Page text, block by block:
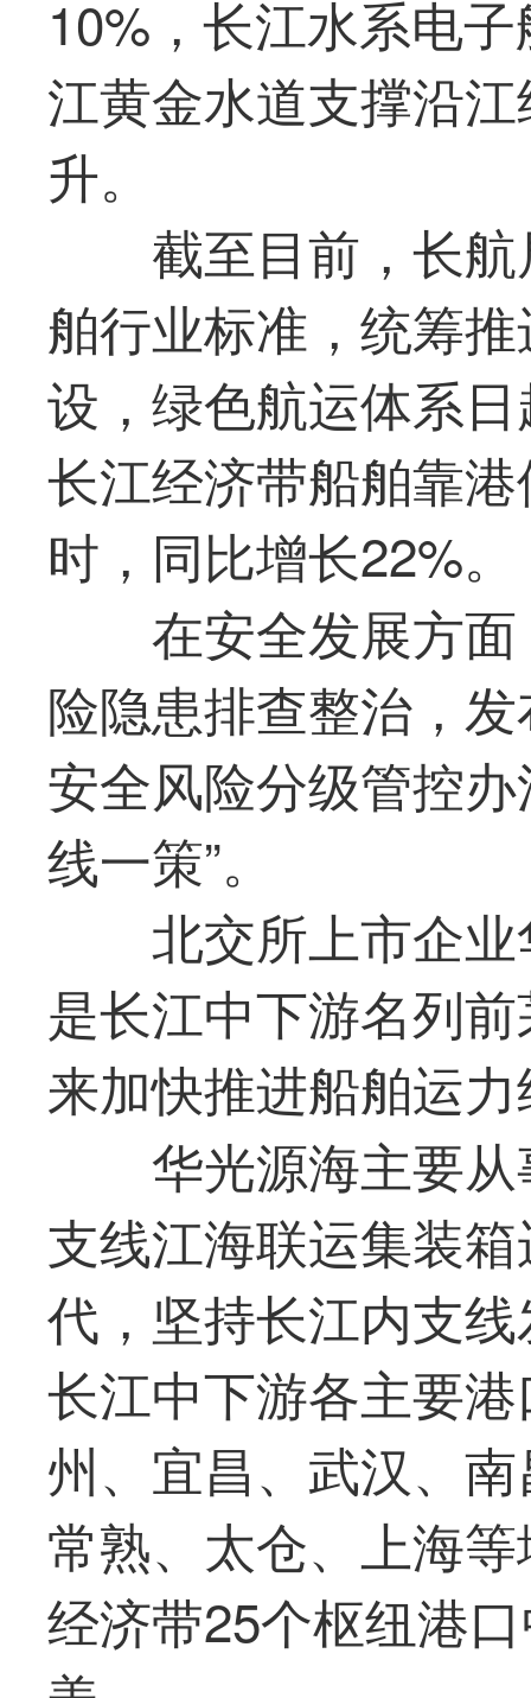
10%，长江水系电
江黄金水道支撑沿
升。
截至目前，长
舶行业标准，统筹
设，绿色航运体系
长江经济带船舶靠
时，同比增长22%。
在安全发展方
险隐患排查整治，
安全风险分级管控
线一策”。
北交所上市企业
是长江中下游名列
来加快推进船舶运
华光源海主要从
支线江海联运集装
代，坚持长江内支
长江中下游各主要
州、宜昌、武汉、
常熟、太仓、上海
经济带25个枢纽港